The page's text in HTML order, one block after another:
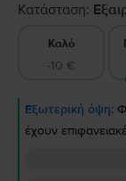
Κατάσταση:
Καλό
-10 €
Εξωτερική όψη:
έχουν